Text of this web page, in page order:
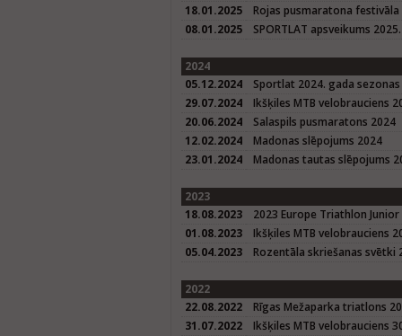
18.01.2025
Rojas pusmaratona festivāla
08.01.2025
SPORTLAT apsveikums
2024
05.12.2024
Sportlat 2024. gada
29.07.2024
Ikšķiles MTB velobrauciens
20.06.2024
Salaspils pusmaratons 2024
12.02.2024
Madonas slēpojums 2024
23.01.2024
Madonas tautas slēpojums
2023
18.08.2023
2023 Europe Triathlon Junior
01.08.2023
Ikšķiles MTB velobrauciens
05.04.2023
Rozentāla skriešanas svētki
2022
22.08.2022
Rīgas Mežaparka triatlons
31.07.2022
Ikšķiles MTB velobrauciens